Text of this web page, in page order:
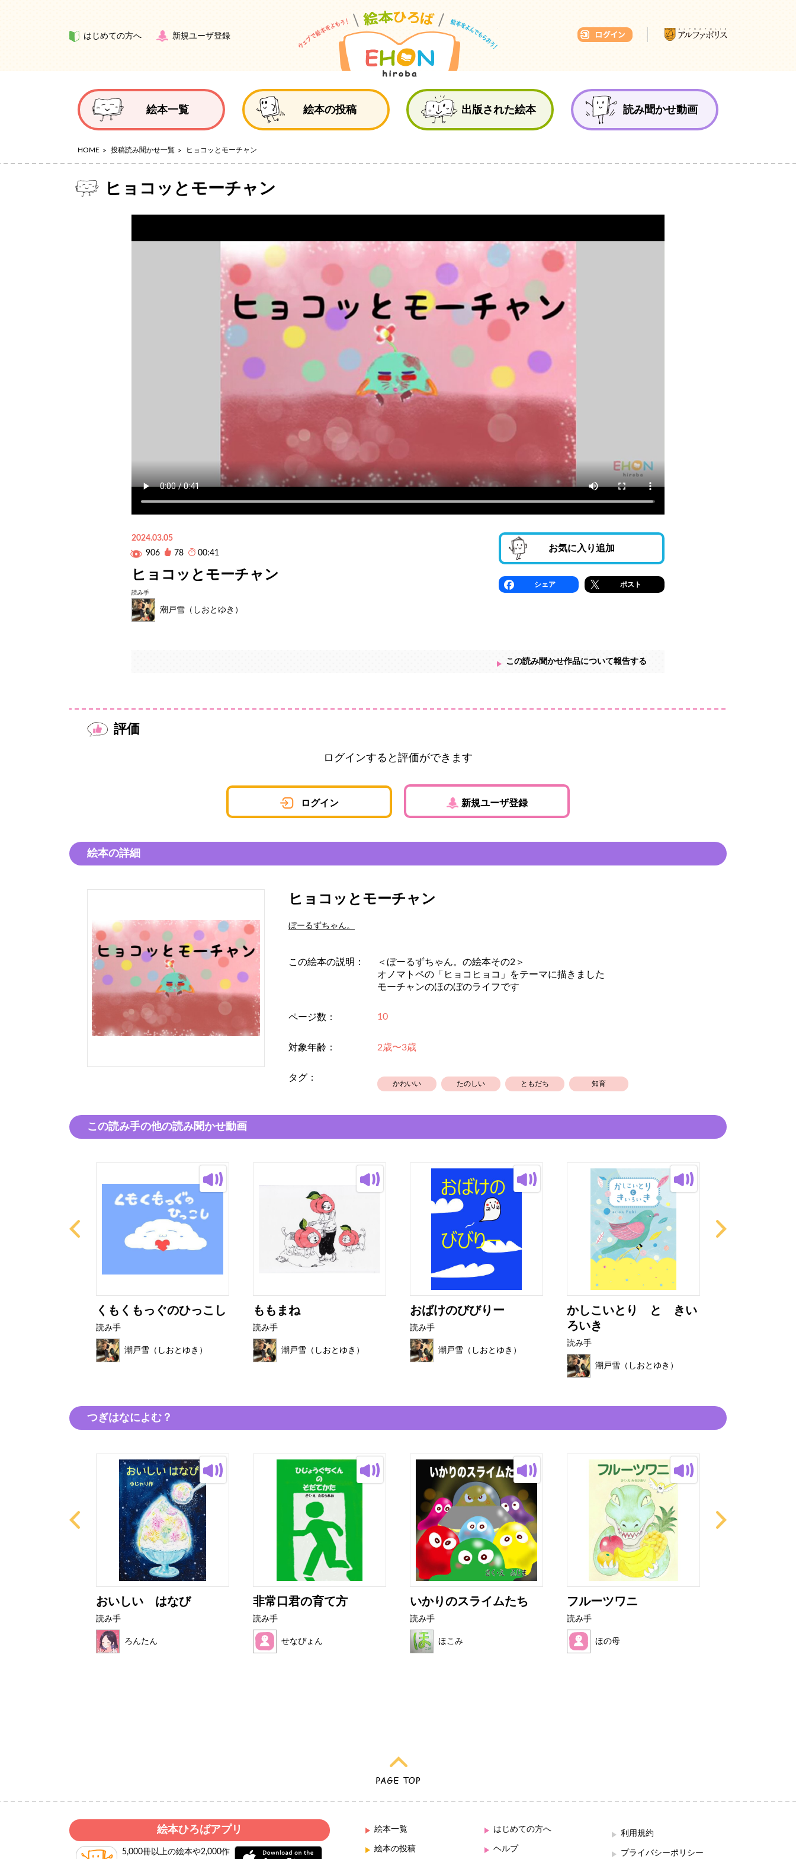
はじめての方へ 新規ユーザ登録
絵本一覧 絵本の投稿 出版された絵本 読み聞かせ動画
HOME 投稿読み聞かせ一覧 ヒョコッとモーチャン
ヒョコッとモーチャン
2024.03.05
906
78 00:41
ヒョコッとモーチャン
読み手
潮戸雪（しおとゆき）
お気に入り追加
シェア ポスト
この読み聞かせ作品について報告する
評価
ログインすると評価ができます
ログイン 新規ユーザ登録
絵本の詳細
ヒョコッとモーチャン
ぼーるずちゃん。
この絵本の説明：
＜ぼーるずちゃん。の絵本その2＞
オノマトペの「ヒョコヒョコ」をテーマに描きました
モーチャンのほのぼのライフです
ページ数： 10
対象年齢： 2歳〜3歳
タグ：
かわいい たのしい ともだち 知育
この読み手の他の読み聞かせ動画
くもくもっぐのひっこし
読み手
潮戸雪（しおとゆき）
ももまね
読み手
潮戸雪（しおとゆき）
おばけのびびりー
読み手
潮戸雪（しおとゆき）
かしこいとり と きい
ろいき
読み手
潮戸雪（しおとゆき）
つぎはなによむ？
おいしい はなび
読み手
ろんたん
非常口君の育て方
読み手
せなぴょん
いかりのスライムたち
読み手
ほこみ
フルーツワニ
読み手
ほの母
絵本ひろばアプリ
5,000冊以上の絵本や2,000作
絵本一覧
絵本の投稿
はじめての方へ
ヘルプ
利用規約
プライバシーポリシー